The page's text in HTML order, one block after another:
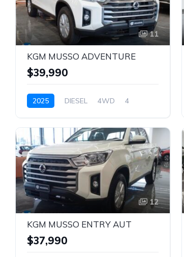
11
KGM MUSSO ADVENTURE
$39,990
2025 DIESEL 4WD
4
12
KGM MUSSO ENTRY AUT
$37,990